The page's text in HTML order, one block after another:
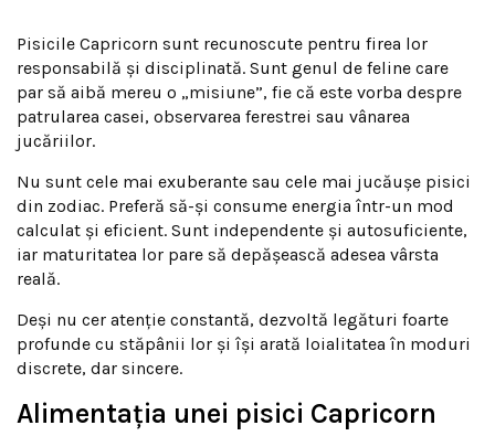
Pisicile Capricorn sunt recunoscute pentru firea lor
responsabilă și disciplinată. Sunt genul de feline care
par să aibă mereu o „misiune”, fie că este vorba despre
patrularea casei, observarea ferestrei sau vânarea
jucăriilor.
Nu sunt cele mai exuberante sau cele mai jucăușe pisici
din zodiac. Preferă să-și consume energia într-un mod
calculat și eficient. Sunt independente și autosuficiente,
iar maturitatea lor pare să depășească adesea vârsta
reală.
Deși nu cer atenție constantă, dezvoltă legături foarte
profunde cu stăpânii lor și își arată loialitatea în moduri
discrete, dar sincere.
Alimentația unei pisici Capricorn